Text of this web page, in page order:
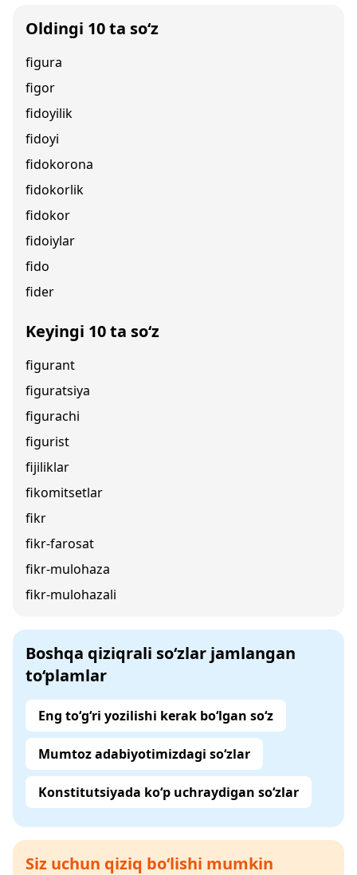
Oldingi 10 ta so‘z
figura
figor
fidoyilik
fidoyi
fidokorona
fidokorlik
fidokor
fidoiylar
fido
fider
Keyingi 10 ta so‘z
figurant
figuratsiya
figurachi
figurist
fijiliklar
fikomitsetlar
fikr
fikr-farosat
fikr-mulohaza
fikr-mulohazali
Boshqa qiziqrali so‘zlar jamlangan
to‘plamlar
Eng to‘g‘ri yozilishi kerak bo‘lgan so‘z
Mumtoz adabiyotimizdagi so‘zlar
Konstitutsiyada ko‘p uchraydigan so‘zlar
Siz uchun qiziq bo‘lishi mumkin